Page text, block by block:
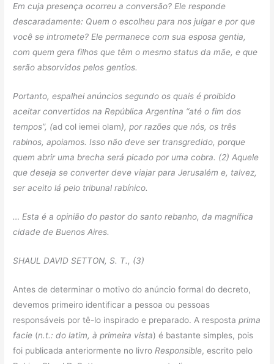
Em cuja presença ocorreu a conversão? Ele responde
descaradamente: Quem o escolheu para nos julgar e por que
você se intromete? Ele permanece com sua esposa gentia,
com quem gera filhos que têm o mesmo status da mãe, e que
serão absorvidos pelos gentios.
Portanto, espalhei anúncios segundo os quais é proibido
aceitar convertidos na República Argentina “até o fim dos
tempos”, (ad col iemei olam), por razões que nós, os três
rabinos, apoiamos. Isso não deve ser transgredido, porque
quem abrir uma brecha será picado por uma cobra. (2) Aquele
que deseja se converter deve viajar para Jerusalém e, talvez,
ser aceito lá pelo tribunal rabínico.
… Esta é a opinião do pastor do santo rebanho, da magnífica
cidade de Buenos Aires.
SHAUL DAVID SETTON, S. T., (3)
Antes de determinar o motivo do anúncio formal do decreto,
devemos primeiro identificar a pessoa ou pessoas
responsáveis ​​por tê-lo inspirado e preparado. A respostaprima
facie (n.t.: do latim, à primeira vista) é bastante simples, pois
foi publicada anteriormente no livro Responsible, escrito pelo